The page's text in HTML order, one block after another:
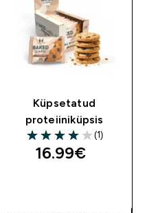
Küpsetatud
proteiiniküpsis
4 out of 5 stars
(1)
16.99€‎